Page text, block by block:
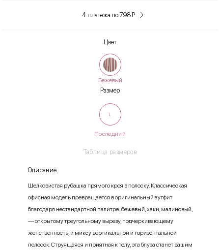
4 платежа по 798₽
Цвет
Бежевый
Размер
Таблица размеров
L
Последний
Описание
Шелковистая рубашка прямого кроя в полоску. Классическая
офисная модель превращается в оригинальный аутфит
благодаря нестандартной палитре: бежевый, хаки, малиновый,
— открытому треугольному вырезу, подчеркивающему
женственность, и миксу вертикальной и горизонтальной
полосок. Струящаяся и приятная к телу, эта блуза станет вашим